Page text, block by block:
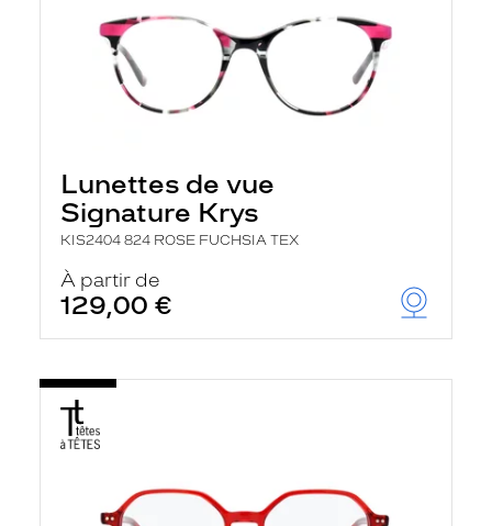
Lunettes de vue
Signature Krys
KIS2404 824 ROSE FUCHSIA TEX
À partir de
129,00 €